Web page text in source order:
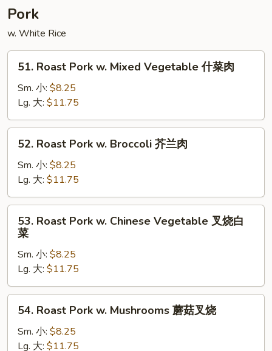
虾
蓉
蛋
Pork
w. White Rice
Roast
Pork
Mixed
Vegetable
51. Roast Pork w. Mixed Vegetable 什菜肉
Sm. 小: $8.25
Lg. 大: $11.75
Roast
Pork
Broccoli
芥
52. Roast Pork w. Broccoli 芥兰肉
Sm. 小: $8.25
Lg. 大: $11.75
Roast
Pork
Chinese
Vegetable
叉
53. Roast Pork w. Chinese Vegetable 叉烧白
菜
Sm. 小: $8.25
Lg. 大: $11.75
Roast
Pork
54. Roast Pork w. Mushrooms 蘑菇叉烧
Sm. 小: $8.25
Lg. 大: $11.75